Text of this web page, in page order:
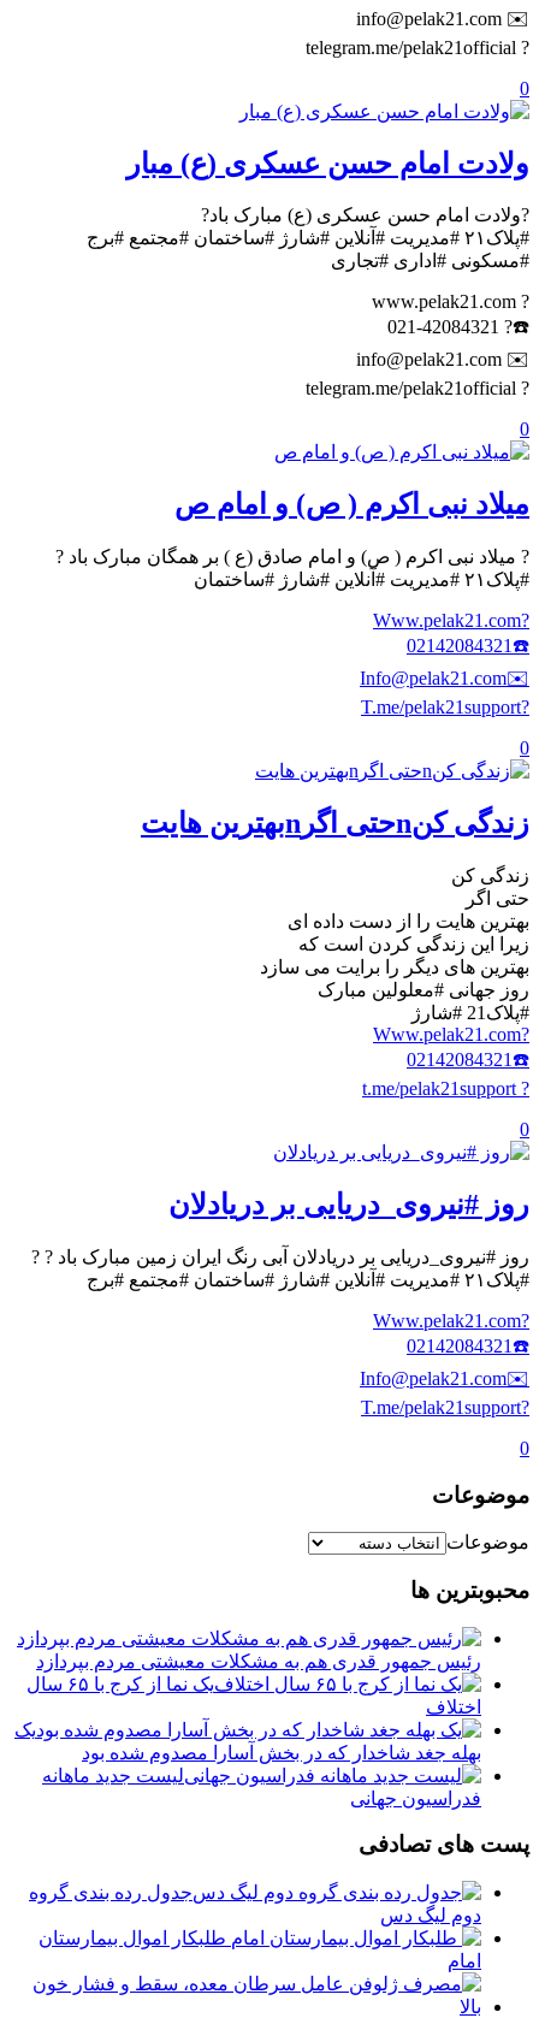
✉️ info@pelak21.com
? telegram.me/pelak21official
0
ولادت امام حسن عسکری (ع) مبار
?ولادت امام حسن عسکری (ع) مبارک باد?
#پلاک۲۱ #مدیریت #آنلاین #شارژ #ساختمان #مجتمع #برج
#مسکونی #اداری #تجاری
? www.pelak21.com
☎️? 021-42084321
✉️ info@pelak21.com
? telegram.me/pelak21official
0
میلاد نبی اکرم ( ص) و امام ص
? میلاد نبی اکرم ( ص) و امام صادق (ع ) بر همگان مبارک باد ?
#پلاک۲۱ #مدیریت #آنلاین #شارژ #ساختمان
?Www.pelak21.com
☎️02142084321
✉️Info@pelak21.com
?T.me/pelak21support
0
زندگی کنnحتی اگرnبهترین هایت
زندگی کن
حتی اگر
بهترین هایت را از دست داده ای
زیرا این زندگی کردن است که
بهترین های دیگر را برایت می سازد
روز جهانی #معلولین مبارک
#پلاک21 #شارژ
?Www.pelak21.com
☎️02142084321
? t.me/pelak21support
0
روز #نیروی_دریایی بر دریادلان
روز #نیروی_دریایی بر دریادلان آبی رنگ ایران زمین مبارک باد ? ?
#پلاک۲۱ #مدیریت #آنلاین #شارژ #ساختمان #مجتمع #برج
?Www.pelak21.com
☎️02142084321
✉️Info@pelak21.com
?T.me/pelak21support
0
موضوعات
موضوعات
محبوبترین ها
رئیس جمهور قدری هم به مشکلات معیشتی مردم بپردازد
یک نما از کرج با ۶۵ سال
اختلاف
یک
بهله جغد شاخدار که در بخش آسارا مصدوم شده بود
لیست جدید ماهانه
فدراسیون جهانی
پست های تصادفی
جدول رده بندی گروه
دوم لیگ دس
️ طلبکار اموال بیمارستان
امام